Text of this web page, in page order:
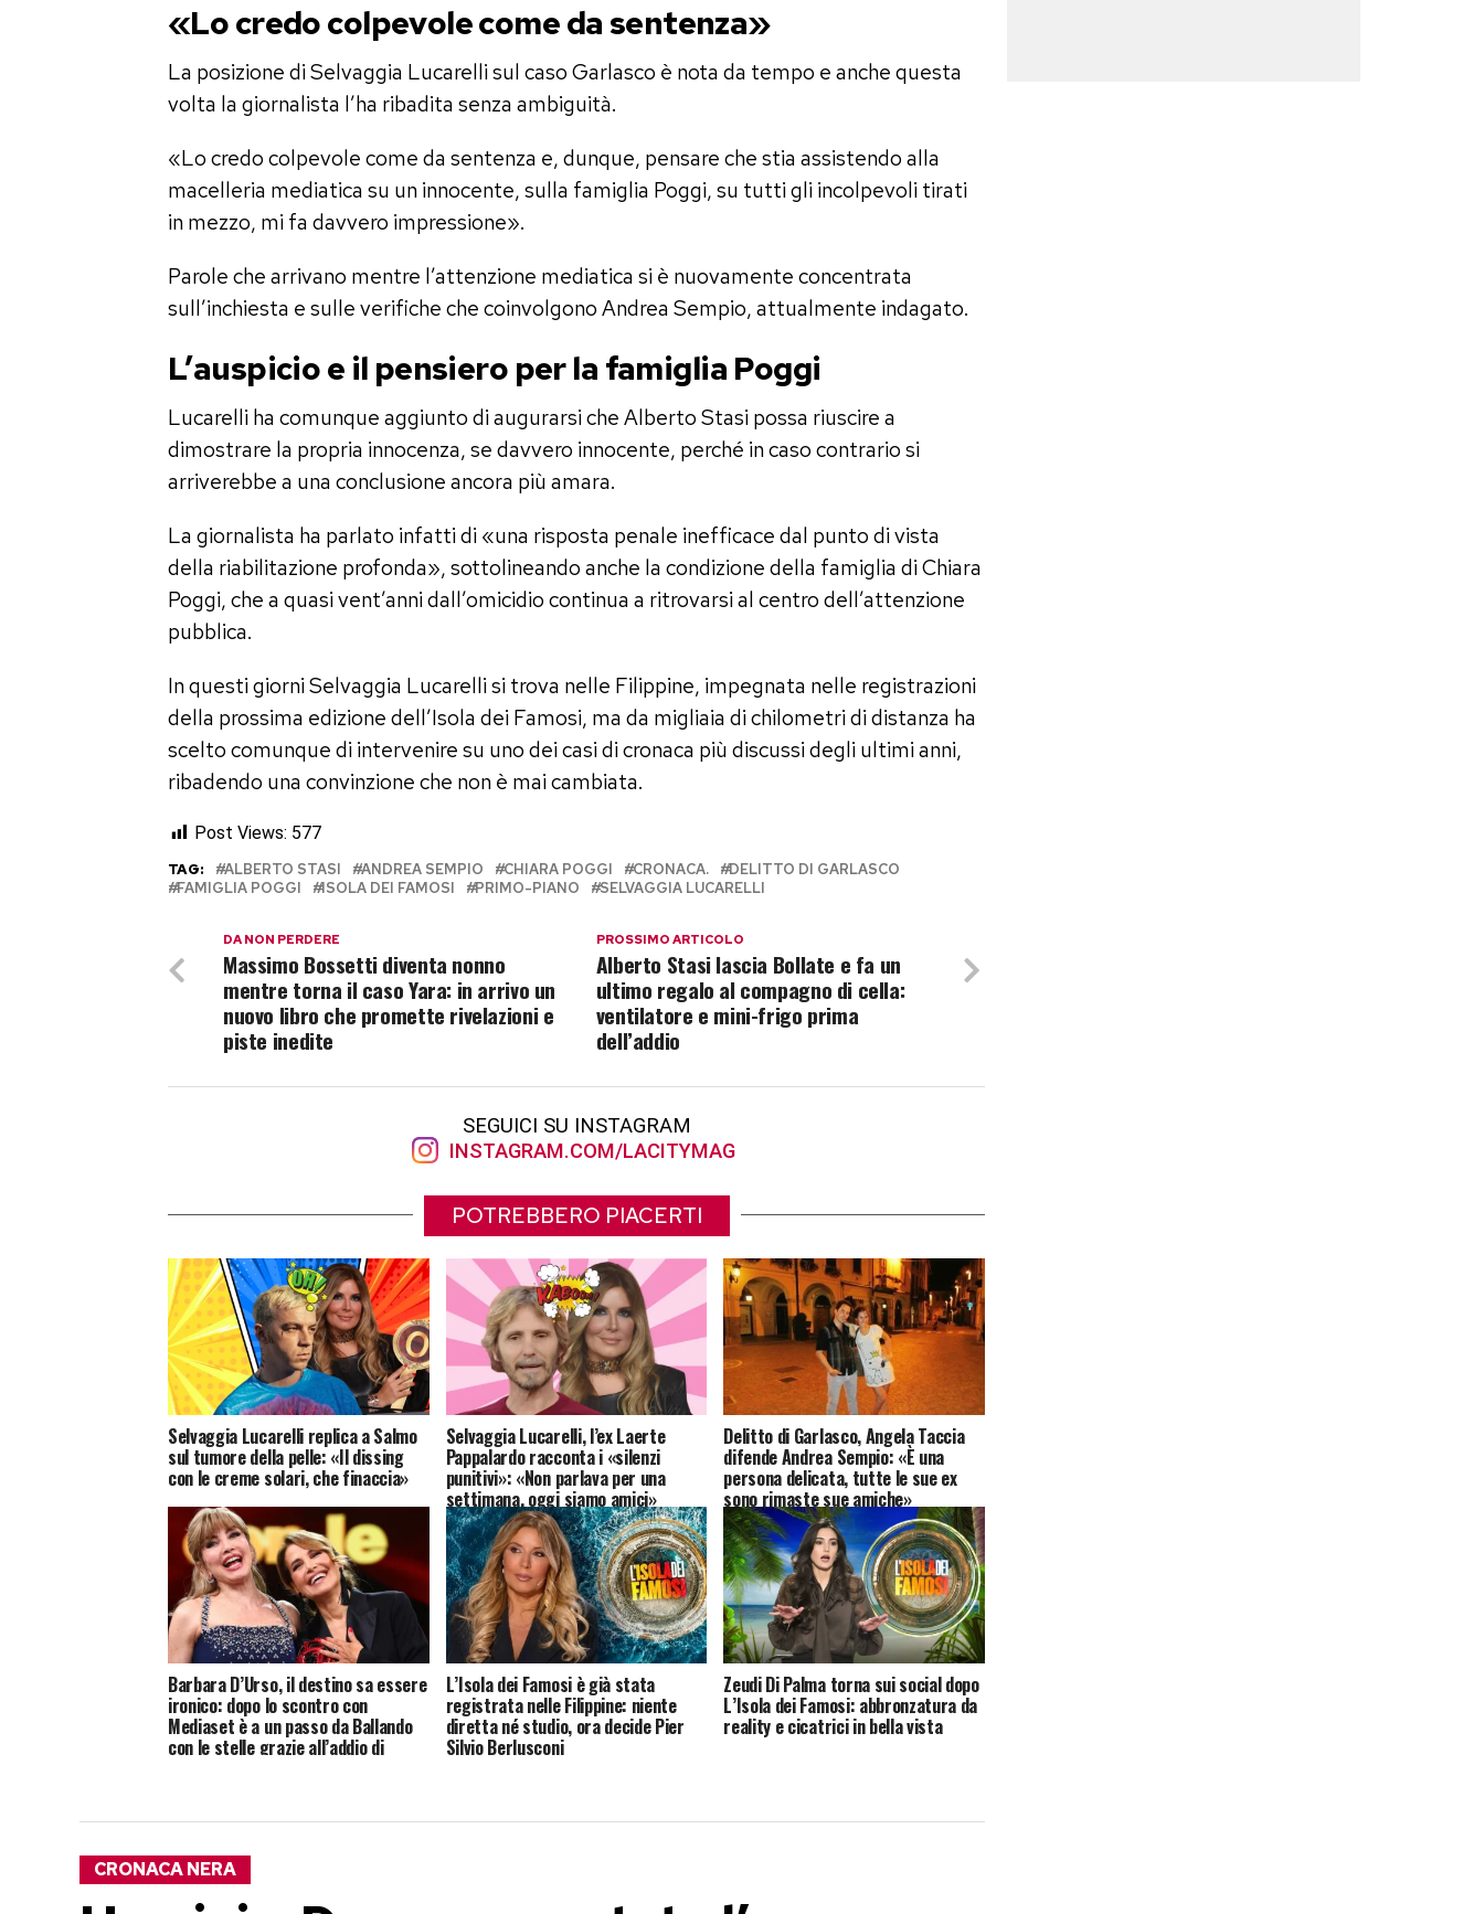
«Lo credo colpevole come da sentenza»
La posizione di Selvaggia Lucarelli sul caso Garlasco è nota da tempo e anche questa
volta la giornalista l’ha ribadita senza ambiguità.
«Lo credo colpevole come da sentenza e, dunque, pensare che stia assistendo alla
macelleria mediatica su un innocente, sulla famiglia Poggi, su tutti gli incolpevoli tirati
in mezzo, mi fa davvero impressione».
Parole che arrivano mentre l’attenzione mediatica si è nuovamente concentrata
sull’inchiesta e sulle verifiche che coinvolgono Andrea Sempio, attualmente indagato.
L’auspicio e il pensiero per la famiglia Poggi
Lucarelli ha comunque aggiunto di augurarsi che Alberto Stasi possa riuscire a
dimostrare la propria innocenza, se davvero innocente, perché in caso contrario si
arriverebbe a una conclusione ancora più amara.
La giornalista ha parlato infatti di «una risposta penale inefficace dal punto di vista
della riabilitazione profonda», sottolineando anche la condizione della famiglia di Chiara
Poggi, che a quasi vent’anni dall’omicidio continua a ritrovarsi al centro dell’attenzione
pubblica.
In questi giorni Selvaggia Lucarelli si trova nelle Filippine, impegnata nelle registrazioni
della prossima edizione dell’Isola dei Famosi, ma da migliaia di chilometri di distanza ha
scelto comunque di intervenire su uno dei casi di cronaca più discussi degli ultimi anni,
ribadendo una convinzione che non è mai cambiata.
Post Views: 577
TAG: ALBERTO STASI ANDREA SEMPIO CHIARA POGGI CRONACA.
DELITTO DI GARLASCO
FAMIGLIA POGGI
ISOLA DEI FAMOSI PRIMO-PIANO SELVAGGIA LUCARELLI
PROSSIMO ARTICOLO
Alberto Stasi lascia Bollate e fa un
ultimo regalo al compagno di cella:
ventilatore e mini-frigo prima
dell’addio
DA NON PERDERE
Massimo Bossetti diventa nonno
mentre torna il caso Yara: in arrivo un
nuovo libro che promette rivelazioni e
piste inedite
SEGUICI SU INSTAGRAM
INSTAGRAM.COM/LACITYMAG
POTREBBERO PIACERTI
Selvaggia Lucarelli replica a Salmo
sul tumore della pelle: «Il dissing
con le creme solari, che finaccia»
Selvaggia Lucarelli, l’ex Laerte
Pappalardo racconta i «silenzi
punitivi»: «Non parlava per una
settimana, oggi siamo amici»
Delitto di Garlasco, Angela Taccia
difende Andrea Sempio: «È una
persona delicata, tutte le sue ex
sono rimaste sue amiche»
Barbara D’Urso, il destino sa essere
ironico: dopo lo scontro con
Mediaset è a un passo da Ballando
con le stelle grazie all’addio di
L’Isola dei Famosi è già stata
registrata nelle Filippine: niente
diretta né studio, ora decide Pier
Silvio Berlusconi
Zeudi Di Palma torna sui social dopo
L’Isola dei Famosi: abbronzatura da
reality e cicatrici in bella vista
CRONACA NERA